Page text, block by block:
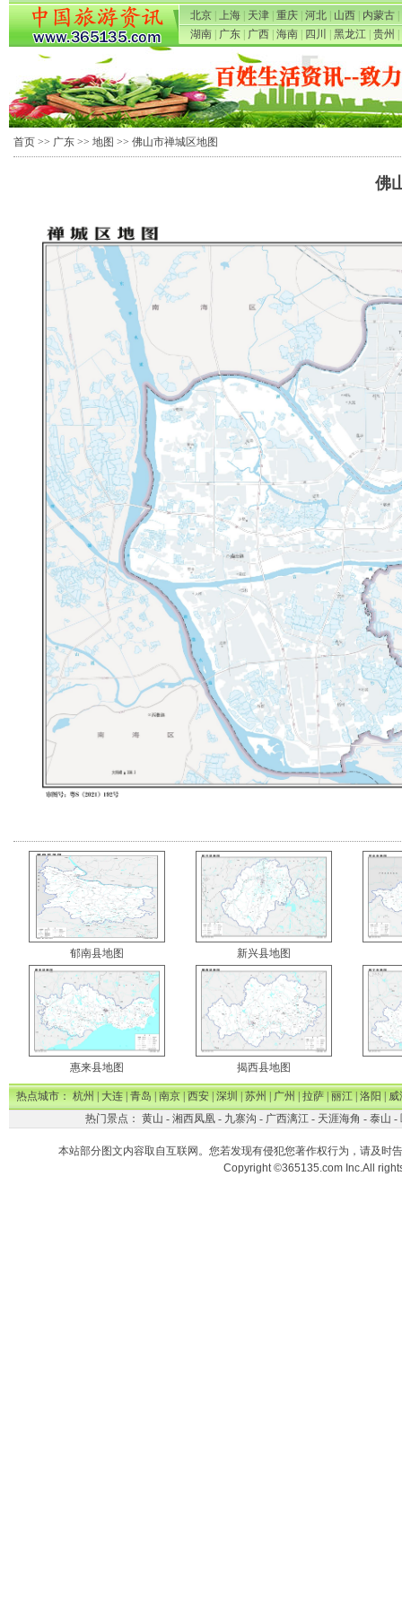
北京 上海 天津 重庆 河北 山西 内蒙古
湖南
广东 广西 海南 四川 黑龙江 贵州
首页 >> 广东 >> 地图 >> 佛山市禅城区地图
佛
郁南县地图 新兴县地图
惠来县地图 揭西县地图
热点城市：杭州|大连|青岛|南京|西安|深圳|苏州|广州|拉萨|丽江|洛阳|威
热门景点： 黄山 - 湘西凤凰- 九寨沟 - 广西漓江- 天涯海角 - 泰山 -
本站部分图文内容取自互联网。您若发现有侵犯您著作权行为，请及时
Copyright ©365135.com Inc.All